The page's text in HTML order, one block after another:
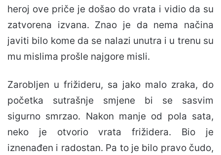
heroj ove priče je došao do vrata i vidio da su
zatvorena izvana. Znao je da nema načina
javiti bilo kome da se nalazi unutra i u trenu su
mu mislima prošle najgore misli.
Zarobljen u frižideru, sa jako malo zraka, do
početka sutrašnje smjene bi se sasvim
sigurno smrzao. Nakon manje od pola sata,
neko je otvorio vrata frižidera. Bio je
iznenađen i radostan. Pa to je bilo pravo čudo,